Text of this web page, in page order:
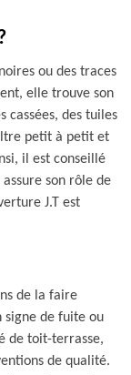
ou des traces
elle trouve son
des tuiles
petit à petit et
il est conseillé
son rôle de
J.T est
de la faire
signe de fuite ou
de toit-terrasse,
de qualité.